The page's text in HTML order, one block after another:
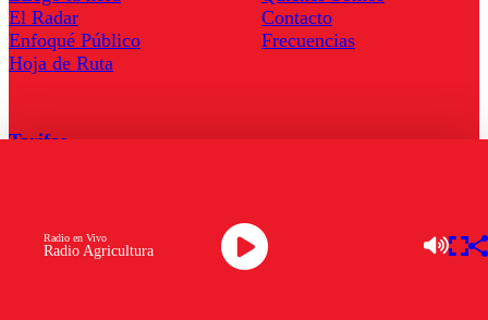
Radio Agricultura
Radio en Vivo
El Radar
Enfoqué Público
Hoja de Ruta
Contacto
Frecuencias
Tarifas